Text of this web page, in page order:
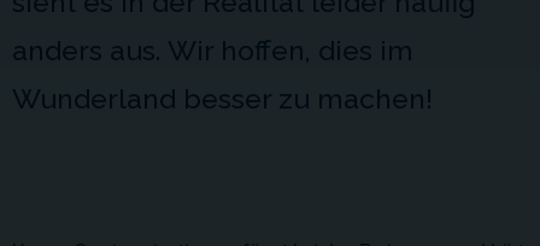
anders aus. Wir hoffen, dies im
Wunderland besser zu machen!